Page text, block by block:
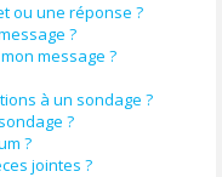
ou une réponse ?
?
message ?
à un sondage ?
?
?
jointes ?